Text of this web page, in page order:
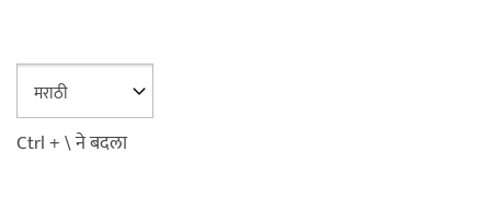
Ctrl + \ ने बदला